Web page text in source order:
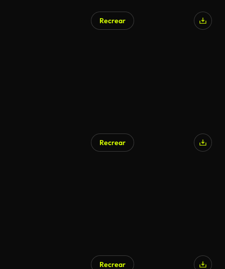
Recrear
Recrear
Recrear